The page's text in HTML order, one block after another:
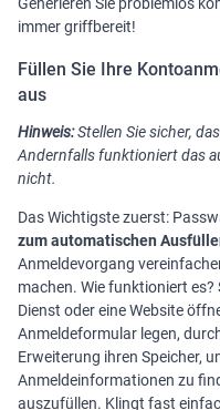
immer griffbereit!
Füllen Sie Ihre
aus
Hinweis:Stellen Sie sicher,
Andernfalls funktioniert das
nicht.
Das Wichtigste zuerst:
zum automatischen
Anmeldevorgang
machen. Wie funktioniert es?
Dienst oder eine Website
Anmeldeformular legen,
Erweiterung ihren Speicher,
Anmeldeinformationen zu
auszufüllen. Klingt fast